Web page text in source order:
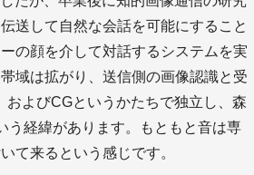
送して自然な会話を可能にすること
の顔を介して対話するシステムを実
域は拡がり、送信側の画像認識と受
よびCGというかたちで独立し、森
う経緯があります。もともと音は専
て来るという感じです。